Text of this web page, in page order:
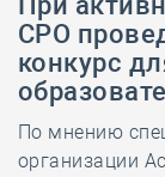
СРО
конкурс
По мнению
организации